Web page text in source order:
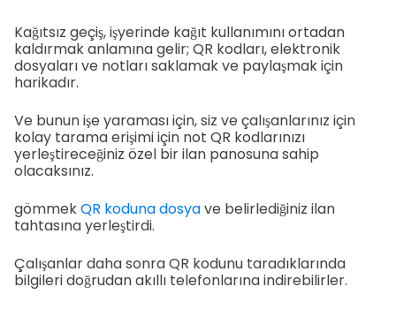
Kağıtsız geçiş, işyerinde kağıt kullanımını ortadan
kaldırmak anlamına gelir; QR kodları, elektronik
dosyaları ve notları saklamak ve paylaşmak için
harikadır.
Ve bunun işe yaraması için, siz ve çalışanlarınız için
kolay tarama erişimi için not QR kodlarınızı
yerleştireceğiniz özel bir ilan panosuna sahip
olacaksınız.
gömmekQR koduna dosyave belirlediğiniz ilan
tahtasına yerleştirdi.
Çalışanlar daha sonra QR kodunu taradıklarında
bilgileri doğrudan akıllı telefonlarına indirebilirler.